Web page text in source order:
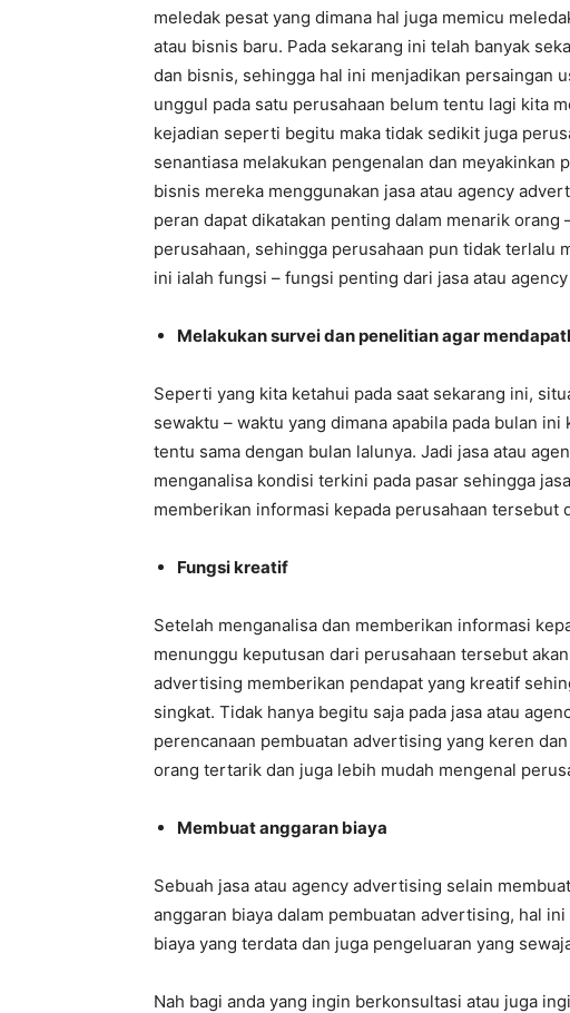
meledak pesat yang dimana hal juga memicu
atau bisnis baru. Pada sekarang ini telah banyak
dan bisnis, sehingga hal ini menjadikan persaingan
unggul pada satu perusahaan belum tentu lagi kita
kejadian seperti begitu maka tidak sedikit juga
senantiasa melakukan pengenalan dan meyakinkan
bisnis mereka menggunakan jasa atau agency
peran dapat dikatakan penting dalam menarik
perusahaan, sehingga perusahaan pun tidak terlalu
ini ialah fungsi – fungsi penting dari jasa atau
Melakukan survei dan penelitian agar
Seperti yang kita ketahui pada saat sekarang ini,
sewaktu – waktu yang dimana apabila pada bulan
tentu sama dengan bulan lalunya. Jadi jasa atau
menganalisa kondisi terkini pada pasar sehingga
memberikan informasi kepada perusahaan tersebut
Fungsi kreatif
Setelah menganalisa dan memberikan informasi
menunggu keputusan dari perusahaan tersebut
advertising memberikan pendapat yang kreatif
singkat. Tidak hanya begitu saja pada jasa atau
perencanaan pembuatan advertising yang keren
orang tertarik dan juga lebih mudah mengenal
Membuat anggaran biaya
Sebuah jasa atau agency advertising selain
anggaran biaya dalam pembuatan advertising, hal
biaya yang terdata dan juga pengeluaran yang
Nah bagi anda yang ingin berkonsultasi atau juga